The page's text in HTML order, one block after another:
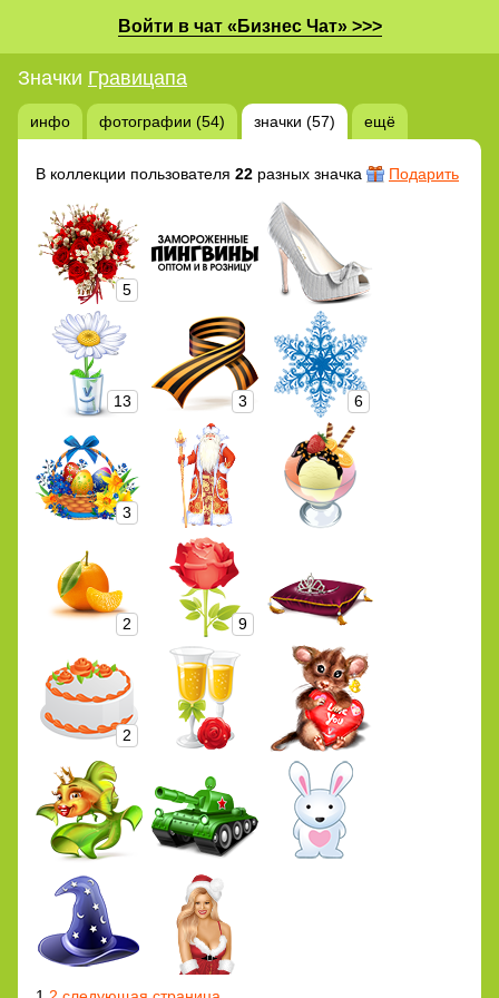
Войти в чат «Бизнес Чат» >>>
Значки Гравицапа
инфо фотографии (54) значки (57) ещё
В коллекции пользователя 22 разных значка Подарить
5
13 3 6
3
2 9
2